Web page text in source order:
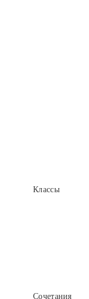
Классы
Сочетания